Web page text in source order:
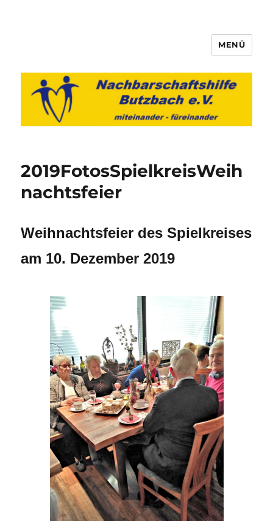
Nachbarschaftshilfe Butzbach
e.V.
MENÜ
2019FotosSpielkreisWeih
nachtsfeier
Weihnachtsfeier des Spielkreises
am 10. Dezember 2019